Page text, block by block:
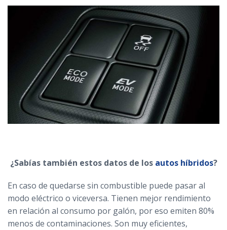
¿Sabías también estos datos de los autos híbridos?
En caso de quedarse sin combustible puede pasar al
modo eléctrico o viceversa. Tienen mejor rendimiento
en relación al consumo por galón, por eso emiten 80%
menos de contaminaciones. Son muy eficientes,